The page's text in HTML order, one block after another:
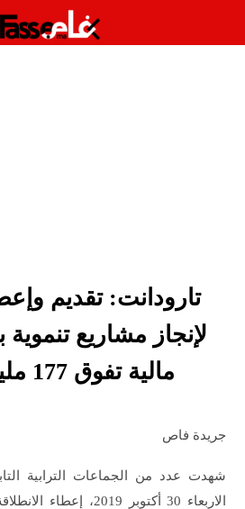
تارودانت: تقديم
لإنجاز مشاريع تنموية
مالية تفوق 177 مليون درهم
جريدة فاص
شهدت عدد من الجماعات الترابية
الاربعاء 30 أكتوبر